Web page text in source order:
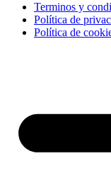
Terminos y
Política de
Política de